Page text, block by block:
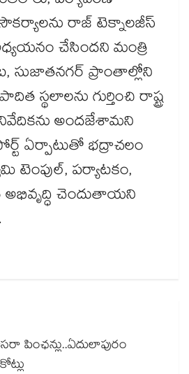
రాజ్​ టెక్నాలజీస్​
చేసిందని మంత్రి
సుజాతనగర్​ ప్రాంతాల్లోని
స్థలాలను గుర్తించి రాష్ట్ర
నివేదికను అందజేశామని
ఏర్పాటుతో భద్రాచలం
టెంపుల్, పర్యాటకం,
అభివృద్ధి చెందుతాయని
పింఛన్లు..ఏదులాపురం